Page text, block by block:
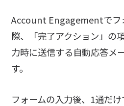
Account Engagementでフ
際、「完了アクション」の
力時に送信する自動応答メ
す。
フォームの入力後、1通だ